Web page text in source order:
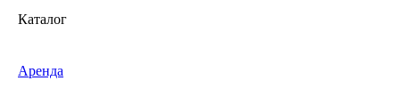
Каталог
Аренда